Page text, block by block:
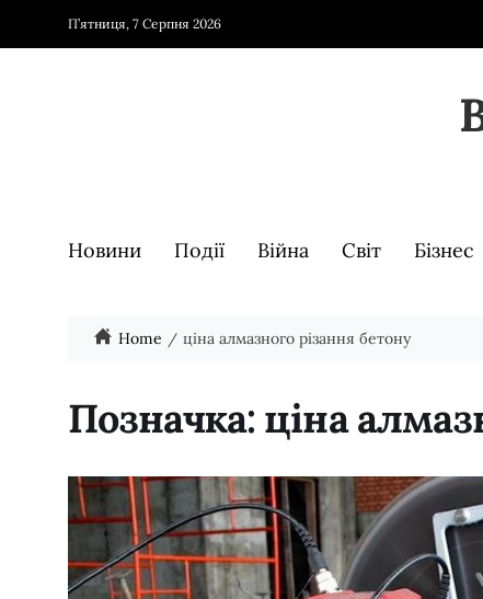
П’ятниця, 7 Серпня 2026
Новини Події Війна Світ Бізнес
Home ціна алмазного різання бетону
Позначка: ціна